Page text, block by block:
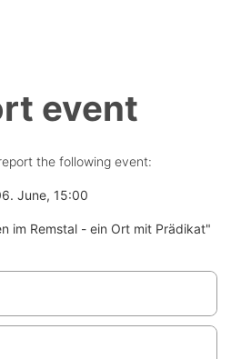
event
the following event:
June, 15:00
im Remstal - ein Ort mit Prädikat"